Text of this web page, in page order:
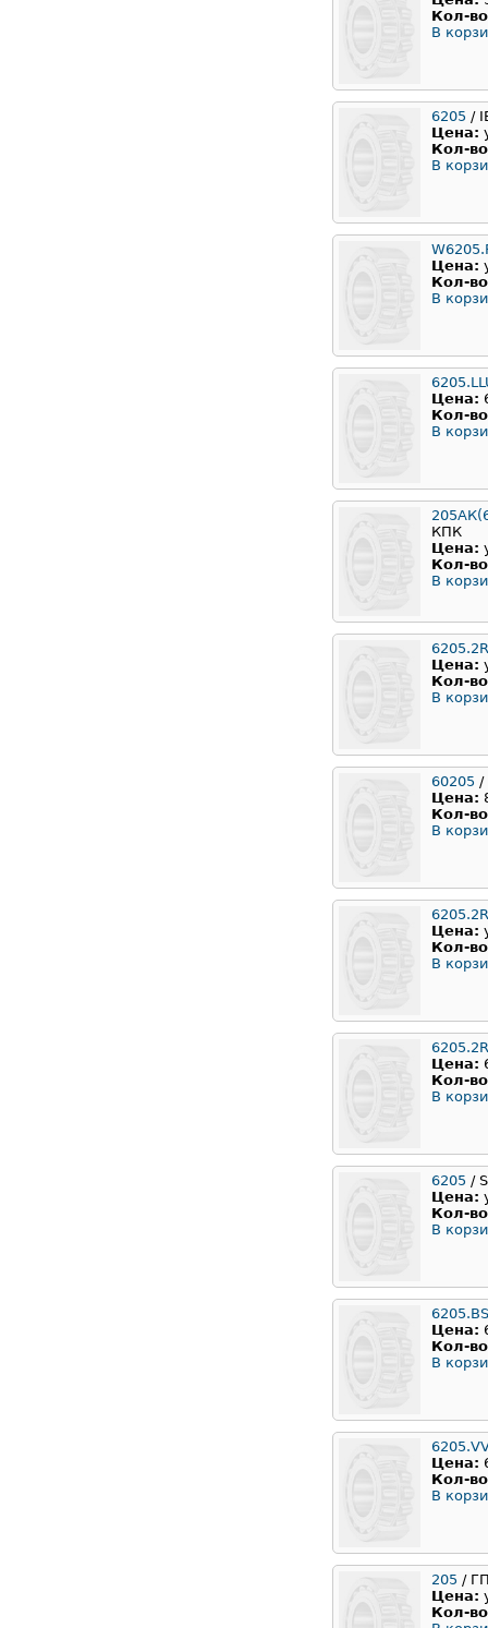
Кол-
В
6205 /
Цена:
Кол-
В
Цена:
Кол-
В
Цена:
Кол-
В
КПК
Цена:
Кол-
В
Цена:
Кол-
В
60205 /
Цена:
Кол-
В
Цена:
Кол-
В
Цена:
Кол-
В
6205 /
Цена:
Кол-
В
Цена:
Кол-
В
Цена:
Кол-
В
205 /
Цена:
Кол-